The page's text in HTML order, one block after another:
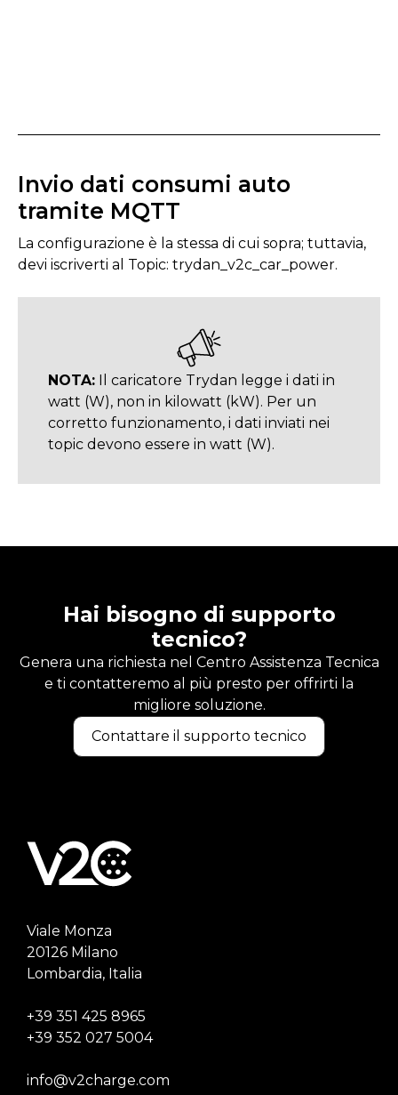
Invio dati consumi auto
tramite MQTT
La configurazione è la stessa di cui sopra; tuttavia,
devi iscriverti al Topic: trydan_v2c_car_power.
NOTA: Il caricatore Trydan legge i dati in
watt (W), non in kilowatt (kW). Per un
corretto funzionamento, i dati inviati nei
topic devono essere in watt (W).
Hai bisogno di supporto
tecnico?
Genera una richiesta nel Centro Assistenza Tecnica
e ti contatteremo al più presto per offrirti la
migliore soluzione.
Contattare il supporto tecnico
Viale Monza
20126 Milano
Lombardia, Italia
+39 351 425 8965
+39 352 027 5004
info@v2charge.com